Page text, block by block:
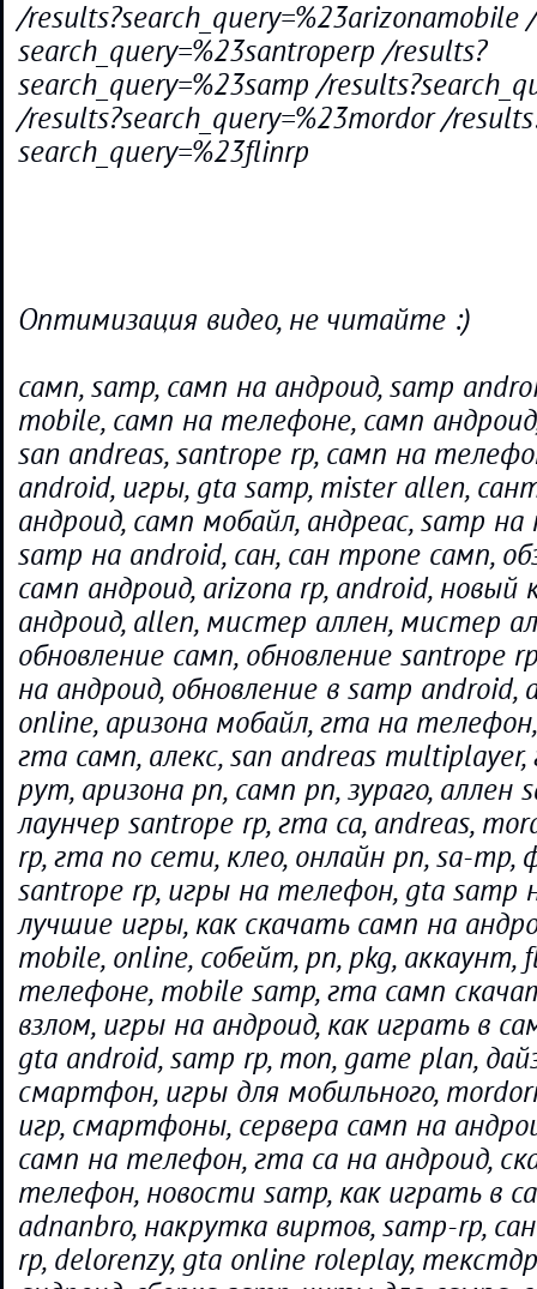
/results?search_query=%23arizonamobile
search_query=%23santroperp /results?
search_query=%23samp /
/results?search_query=%23mordor /
search_query=%23flinrp
Оптимизация видео, не читайте :)
самп, samp, самп на андроид, samp
mobile, самп на телефоне, самп
san andreas, santrope rp, самп на
android, игры, gta samp, mister allen,
андроид, самп мобайл, андреас, samp
samp на android, сан, сан тропе самп,
самп андроид, arizona rp, android, новый
андроид, allen, мистер аллен, мистер
обновление самп, обновление santrope
на андроид, обновление в samp android,
online, аризона мобайл, гта на
гта самп, алекс, san andreas multiplayer,
рут, аризона рп, самп рп, зураго, аллен
лаунчер santrope rp, гта са, andreas,
rp, гта по сети, клео, онлайн рп, sa-mp,
santrope rp, игры на телефон, gta samp
лучшие игры, как скачать самп на
mobile, online, собейт, рп, pkg, аккаунт,
телефоне, mobile samp, гта самп
взлом, игры на андроид, как играть в
gta android, samp rp, топ, game plan,
смартфон, игры для мобильного,
игр, смартфоны, сервера самп на
самп на телефон, гта са на андроид,
телефон, новости samp, как играть в
adnanbro, накрутка виртов, samp-rp,
rp, delorenzy, gta online roleplay,